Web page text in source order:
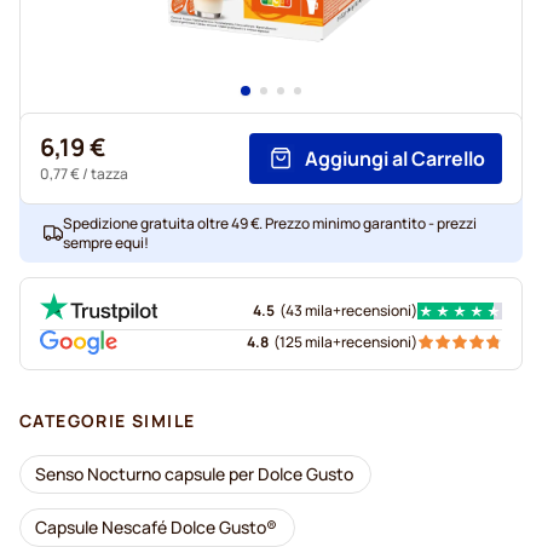
6,19 €
0,77 €/ tazza
Aggiungi al Carrello
Spedizione gratuita oltre 49 €. Prezzo minimo garantito - prezzi
sempre equi!
4.5 (43 mila+recensioni)
4.8 (125 mila+recensioni)
CATEGORIE SIMILE
Senso Nocturno capsule per Dolce Gusto
Capsule Nescafé Dolce Gusto®